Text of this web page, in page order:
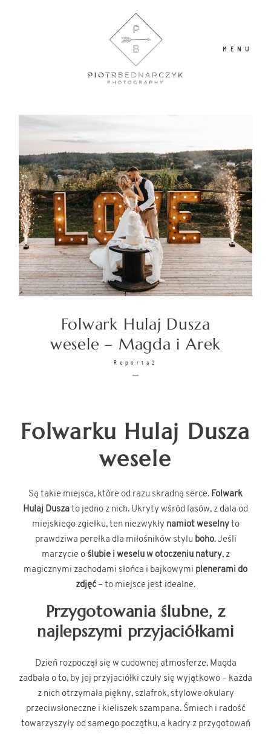
MENU
Folwark Hulaj Dusza
wesele – Magda i Arek
Reportaż
Folwarku Hulaj Dusza
wesele
Są takie miejsca, które od razu skradną serce. Folwark
Hulaj Dusza to jedno z nich. Ukryty wśród lasów, z dala od
miejskiego zgiełku, ten niezwykły namiot weselnyto
prawdziwa perełka dla miłośników stylu boho. Jeśli
marzycie o ślubie i weselu w otoczeniu natury, z
magicznymi zachodami słońca i bajkowymi plenerami do
zdjęć – to miejsce jest idealne.
Przygotowania ślubne, z
najlepszymi przyjaciółkami
Dzień rozpoczął się w cudownej atmosferze. Magda
zadbała o to, by jej przyjaciółki czuły się wyjątkowo – każda
z nich otrzymała piękny, szlafrok, stylowe okulary
przeciwsłoneczne i kieliszek szampana. Śmiech i radość
towarzyszyły od samego początku, a kadry z przygotowań
PORTFOLIO
BLOG
KONTAKT
PYTANIA
FILM
© IMAGES BYPiotr Bednarczyk